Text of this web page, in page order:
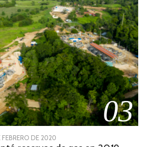
03
FEBRERO DE 2020